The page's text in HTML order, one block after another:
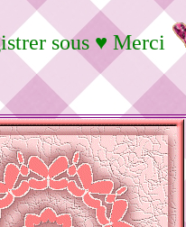
sous ♥ Merci